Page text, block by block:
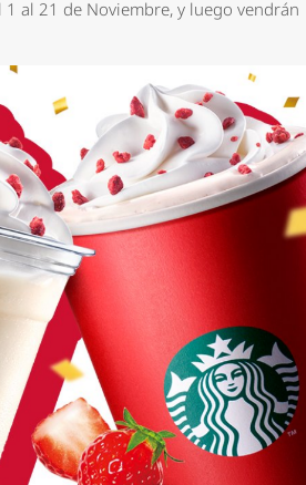
al 21 de Noviembre, y luego vendrán